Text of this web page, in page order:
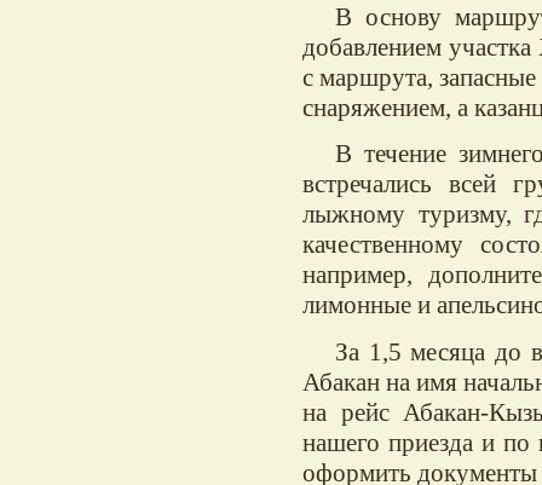
В основу
добавлением
с маршрута,
снаряжением, а
В течение
встречались всей
лыжному туризму,
качественному
например,
лимонные и
За 1,5 месяца до
Абакан на имя
на рейс Абакан-
нашего приезда и
оформить